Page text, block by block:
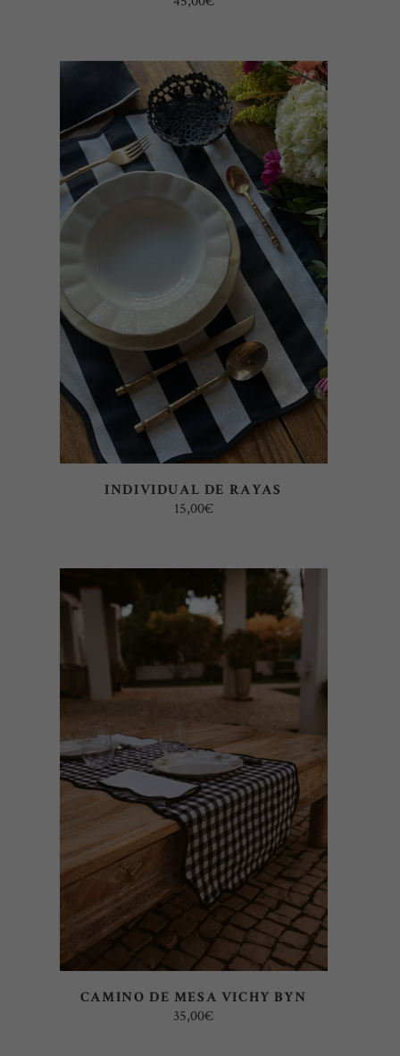
SELECT OPTIONS
INDIVIDUAL DE RAYAS
15,00€
SELECT OPTIONS
CAMINO DE MESA VICHY BYN
35,00€